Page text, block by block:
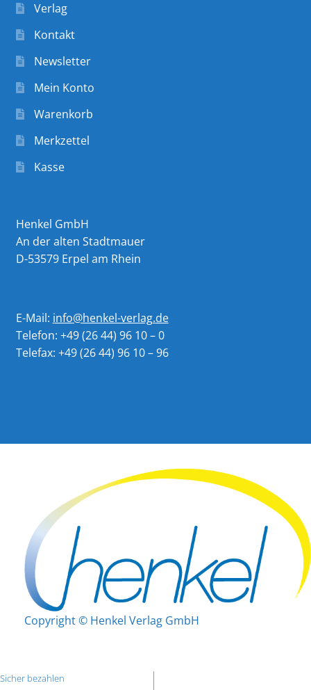
Verlag
Kontakt
Newsletter
Mein Konto
Warenkorb
Merkzettel
Kasse
Henkel GmbH
An der alten Stadtmauer
D-53579 Erpel am Rhein
E-Mail: info@henkel-verlag.de
Telefon: +49 (26 44) 96 10 – 0
Telefax: +49 (26 44) 96 10 – 96
Copyright © Henkel Verlag GmbH
Sicher bezahlen